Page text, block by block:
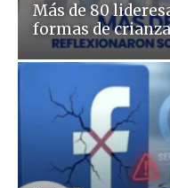
Más de 80
formas de crianza